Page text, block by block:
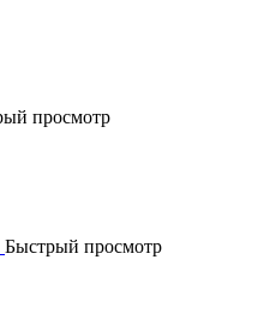
просмотр
Быстрый просмотр